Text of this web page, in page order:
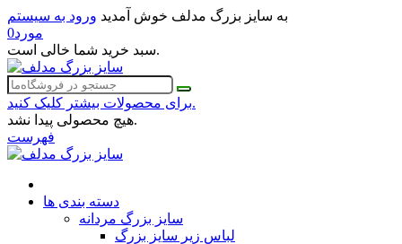
به سایز بزرگ مدلف خوش آمدید ورود به سیستم
0مورد
سبد خرید شما خالی است.
برای محصولات بیشتر کلیک کنید.
هیچ محصولی پیدا نشد.
فهرست
دسته بندی ها
سایز بزرگ مردانه
لباس زیر سایز بزرگ